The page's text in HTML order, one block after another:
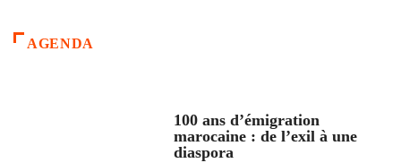
AGENDA
100 ans d’émigration
marocaine : de l’exil à une
diaspora